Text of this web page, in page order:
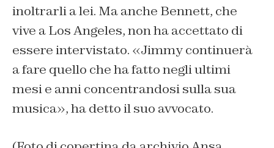
inoltrarli a lei. Ma anche Bennett, che
vive a Los Angeles, non ha accettato di
essere intervistato. «Jimmy continuerà
a fare quello che ha fatto negli ultimi
mesi e anni concentrandosi sulla sua
musica», ha detto il suo avvocato.